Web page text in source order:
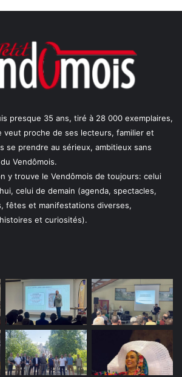
presque 35 ans, tiré à 28 000 exemplaires,
veut proche de ses lecteurs, familier et
se prendre au sérieux, ambitieux sans
Vendômois.
y trouve le Vendômois de toujours: celui
celui de demain (agenda, spectacles,
fêtes et manifestations diverses,
et curiosités).